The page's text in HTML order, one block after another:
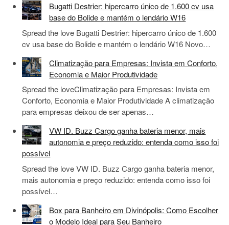
Bugatti Destrier: hipercarro único de 1.600 cv usa
base do Bolide e mantém o lendário W16
Spread the love Bugatti Destrier: hipercarro único de 1.600
cv usa base do Bolide e mantém o lendário W16 Novo…
Climatização para Empresas: Invista em Conforto,
Economia e Maior Produtividade
Spread the loveClimatização para Empresas: Invista em
Conforto, Economia e Maior Produtividade A climatização
para empresas deixou de ser apenas…
VW ID. Buzz Cargo ganha bateria menor, mais
autonomia e preço reduzido: entenda como isso foi
possível
Spread the love VW ID. Buzz Cargo ganha bateria menor,
mais autonomia e preço reduzido: entenda como isso foi
possível…
Box para Banheiro em Divinópolis: Como Escolher
o Modelo Ideal para Seu Banheiro